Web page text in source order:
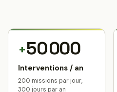
+50 000
Interventions / an
200 missions par jour,
300 jours par an